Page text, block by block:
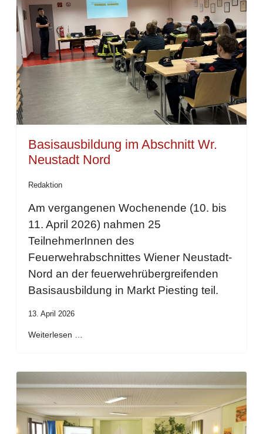
Basisausbildung im Abschnitt Wr.
Neustadt Nord
Redaktion
Am vergangenen Wochenende (10. bis
11. April 2026) nahmen 25
TeilnehmerInnen des
Feuerwehrabschnittes Wiener Neustadt-
Nord an der feuerwehrübergreifenden
Basisausbildung in Markt Piesting teil.
13. April 2026
Weiterlesen …